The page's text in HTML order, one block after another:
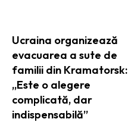
Ucraina organizează
evacuarea a sute de
familii din Kramatorsk:
„Este o alegere
complicată, dar
indispensabilă”